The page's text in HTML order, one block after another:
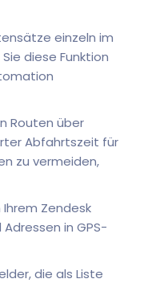
einzeln im
diese Funktion
Routen über
Abfahrtszeit für
zu vermeiden,
Zendesk
in GPS-
die als Liste